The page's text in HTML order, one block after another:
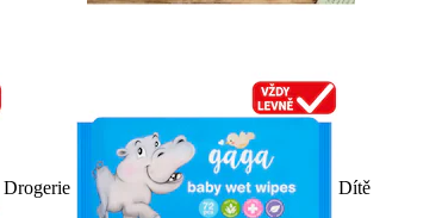
Drogerie Dítě